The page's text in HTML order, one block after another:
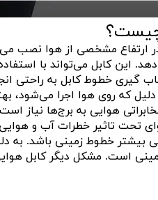
چیست؟
ارتفاع مشخصی از هوا نصب
این کابل می‌تواند با
گیری خطوط کابل به راحتی
که روی هوا اجرا می‌شود،
هوایی به برج‌ها نیاز
تحت تاثیر خطرات آب و هوایی
خطوط زمینی باشد. به
زمینی است. مشکل دیگر کابل